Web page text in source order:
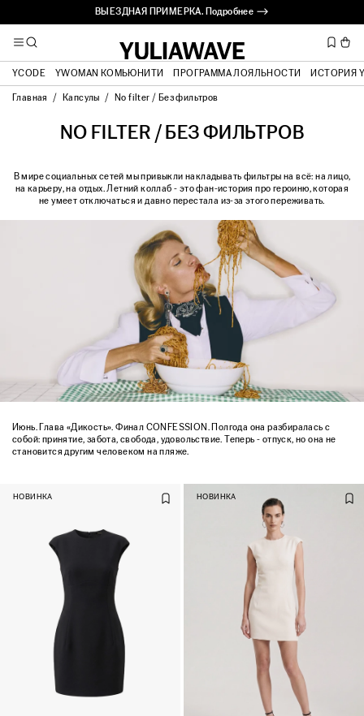
ВЫЕЗДНАЯ ПРИМЕРКА. Подробнее ⟶
YCODE YWOMAN КОМЬЮНИТИ ПРОГРАММА ЛОЯЛЬНОСТИ ИСТОРИЯ
Главная Капсулы No filter / Без фильтров
NO FILTER / БЕЗ ФИЛЬТРОВ
В мире социальных сетей мы привыкли накладывать фильтры на всё: на лицо,
на карьеру, на отдых. Летний коллаб - это фан-история про героиню, которая
не умеет отключаться и давно перестала из-за этого переживать.
Июнь. Глава «Дикость». Финал CONFESSION. Полгода она разбиралась с
собой: принятие, забота, свобода, удовольствие. Теперь - отпуск, но она не
становится другим человеком на пляже.
НОВИНКА НОВИНКА